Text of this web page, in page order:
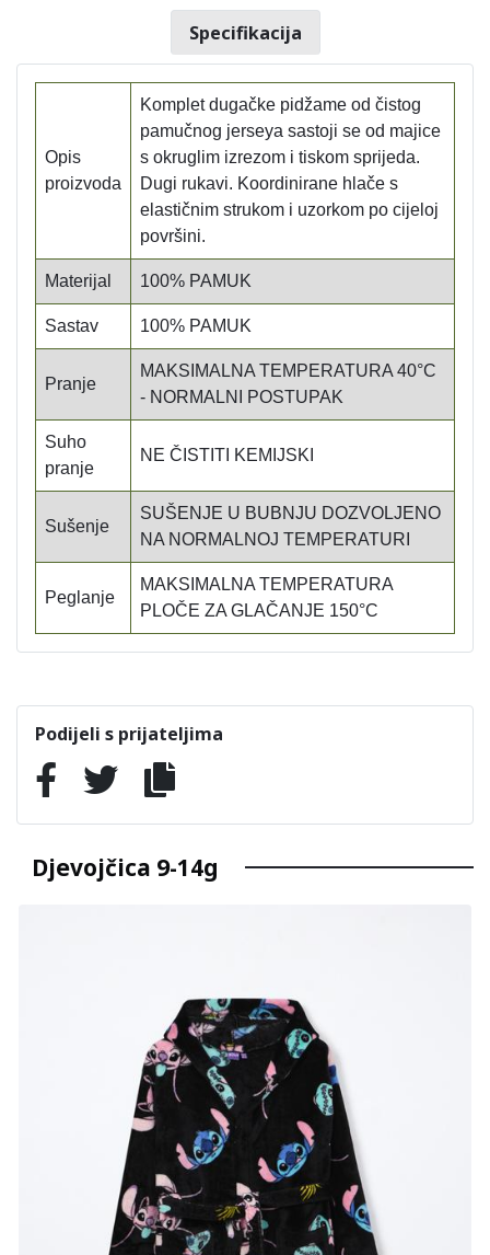
Specifikacija
Opis
proizvoda
Komplet dugačke pidžame od čistog
pamučnog jerseya sastoji se od majice
s okruglim izrezom i tiskom sprijeda.
Dugi rukavi. Koordinirane hlače s
elastičnim strukom i uzorkom po cijeloj
površini.
Materijal 100% PAMUK
Sastav 100% PAMUK
Pranje
MAKSIMALNA TEMPERATURA 40°C
- NORMALNI POSTUPAK
Suho
pranje
NE ČISTITI KEMIJSKI
Sušenje
SUŠENJE U BUBNJU DOZVOLJENO
NA NORMALNOJ TEMPERATURI
Peglanje
MAKSIMALNA TEMPERATURA
PLOČE ZA GLAČANJE 150°C
Podijeli s prijateljima
Djevojčica 9-14g